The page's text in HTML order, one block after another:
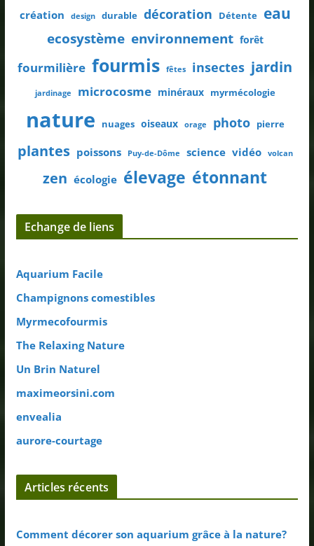
création design durable décoration Détente eau
ecosystème environnement forêt
fourmilière fourmis fêtes insectes jardin
jardinage microcosme minéraux myrmécologie
nature nuages oiseaux orage photo pierre
plantes poissons Puy-de-Dôme science vidéo volcan
zen écologie élevage étonnant
Echange de liens
Aquarium Facile
Champignons comestibles
Myrmecofourmis
The Relaxing Nature
Un Brin Naturel
maximeorsini.com
envealia
aurore-courtage
Articles récents
Comment décorer son aquarium grâce à la nature?